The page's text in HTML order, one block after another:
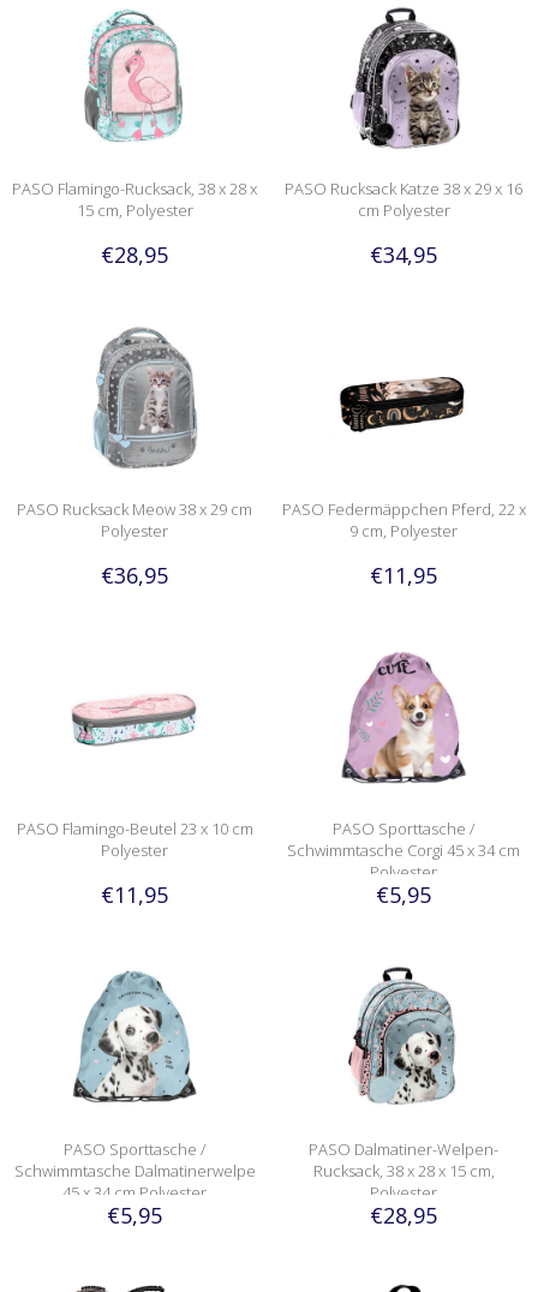
PASO Flamingo-Rucksack, 38 x 28 x
15 cm, Polyester
€28,95
PASO Rucksack Katze 38 x 29 x 16
cm Polyester
€34,95
PASO Rucksack Meow 38 x 29 cm
Polyester
€36,95
PASO Federmäppchen Pferd, 22 x
9 cm, Polyester
€11,95
PASO Flamingo-Beutel 23 x 10 cm
Polyester
€11,95
PASO Sporttasche /
Schwimmtasche Corgi 45 x 34 cm
Polyester
€5,95
PASO Sporttasche /
Schwimmtasche Dalmatinerwelpe
45 x 34 cm Polyester
€5,95
PASO Dalmatiner-Welpen-
Rucksack, 38 x 28 x 15 cm,
Polyester
€28,95